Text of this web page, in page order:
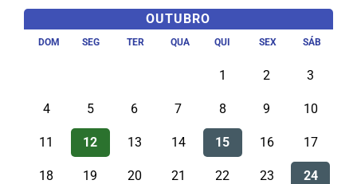
OUTUBRO
DOM SEG TER QUA QUI SEX SÁB
1 2 3
4 5 6 7 8 9 10
11 12 13 14 15 16 17
18 19 20 21 22 23 24